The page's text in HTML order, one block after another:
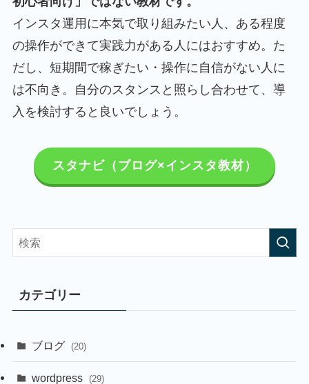
インスタ運用に本気で取り組みたい人、ある程度
の操作ができて実践力がある人にはおすすめ。た
だし、短期間で稼ぎたい・操作に自信がない人に
は不向き。自分のスタンスと照らし合わせて、導
入を検討すると良いでしょう。
スタナビ（ブログ×インスタ教材）
カテゴリー
ブログ (20)
wordpress (29)